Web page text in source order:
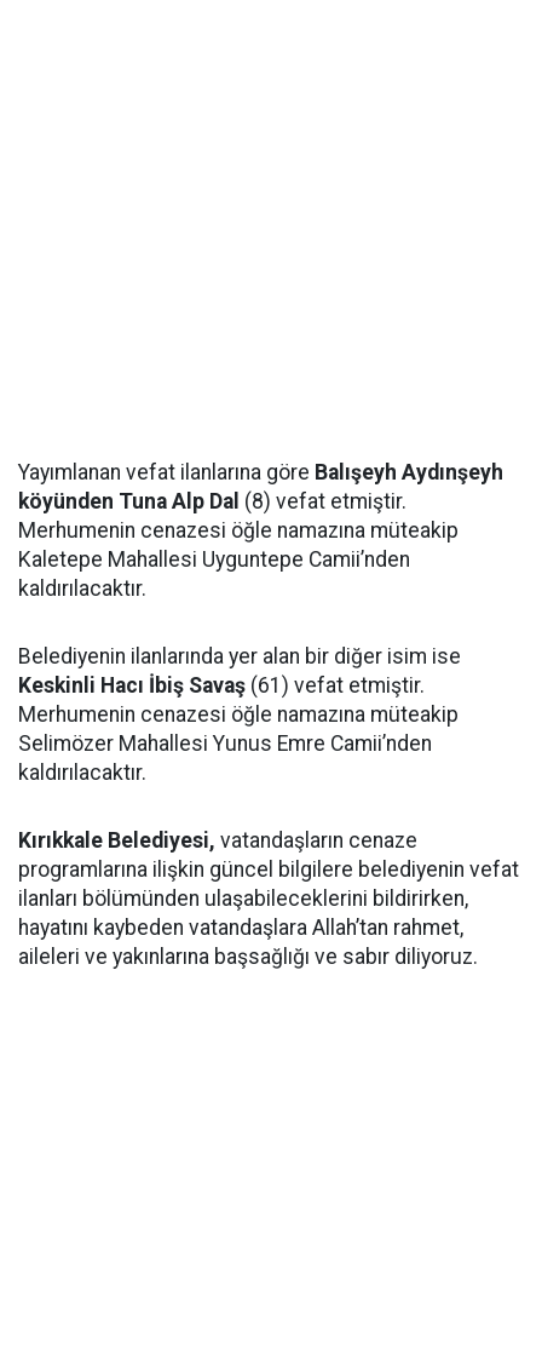
Yayımlanan vefat ilanlarına göre Balışeyh Aydınşeyh
köyünden Tuna Alp Dal (8) vefat etmiştir.
Merhumenin cenazesi öğle namazına müteakip
Kaletepe Mahallesi Uyguntepe Camii’nden
kaldırılacaktır.
Belediyenin ilanlarında yer alan bir diğer isim ise
Keskinli Hacı İbiş Savaş (61) vefat etmiştir.
Merhumenin cenazesi öğle namazına müteakip
Selimözer Mahallesi Yunus Emre Camii’nden
kaldırılacaktır.
Kırıkkale Belediyesi, vatandaşların cenaze
programlarına ilişkin güncel bilgilere belediyenin vefat
ilanları bölümünden ulaşabileceklerini bildirirken,
hayatını kaybeden vatandaşlara Allah’tan rahmet,
aileleri ve yakınlarına başsağlığı ve sabır diliyoruz.